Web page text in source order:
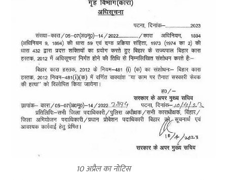
10 अप्रैल का नोटिस